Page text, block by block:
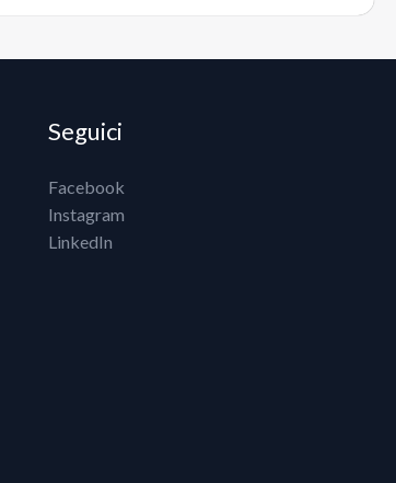
Seguici
Facebook
Instagram
LinkedIn